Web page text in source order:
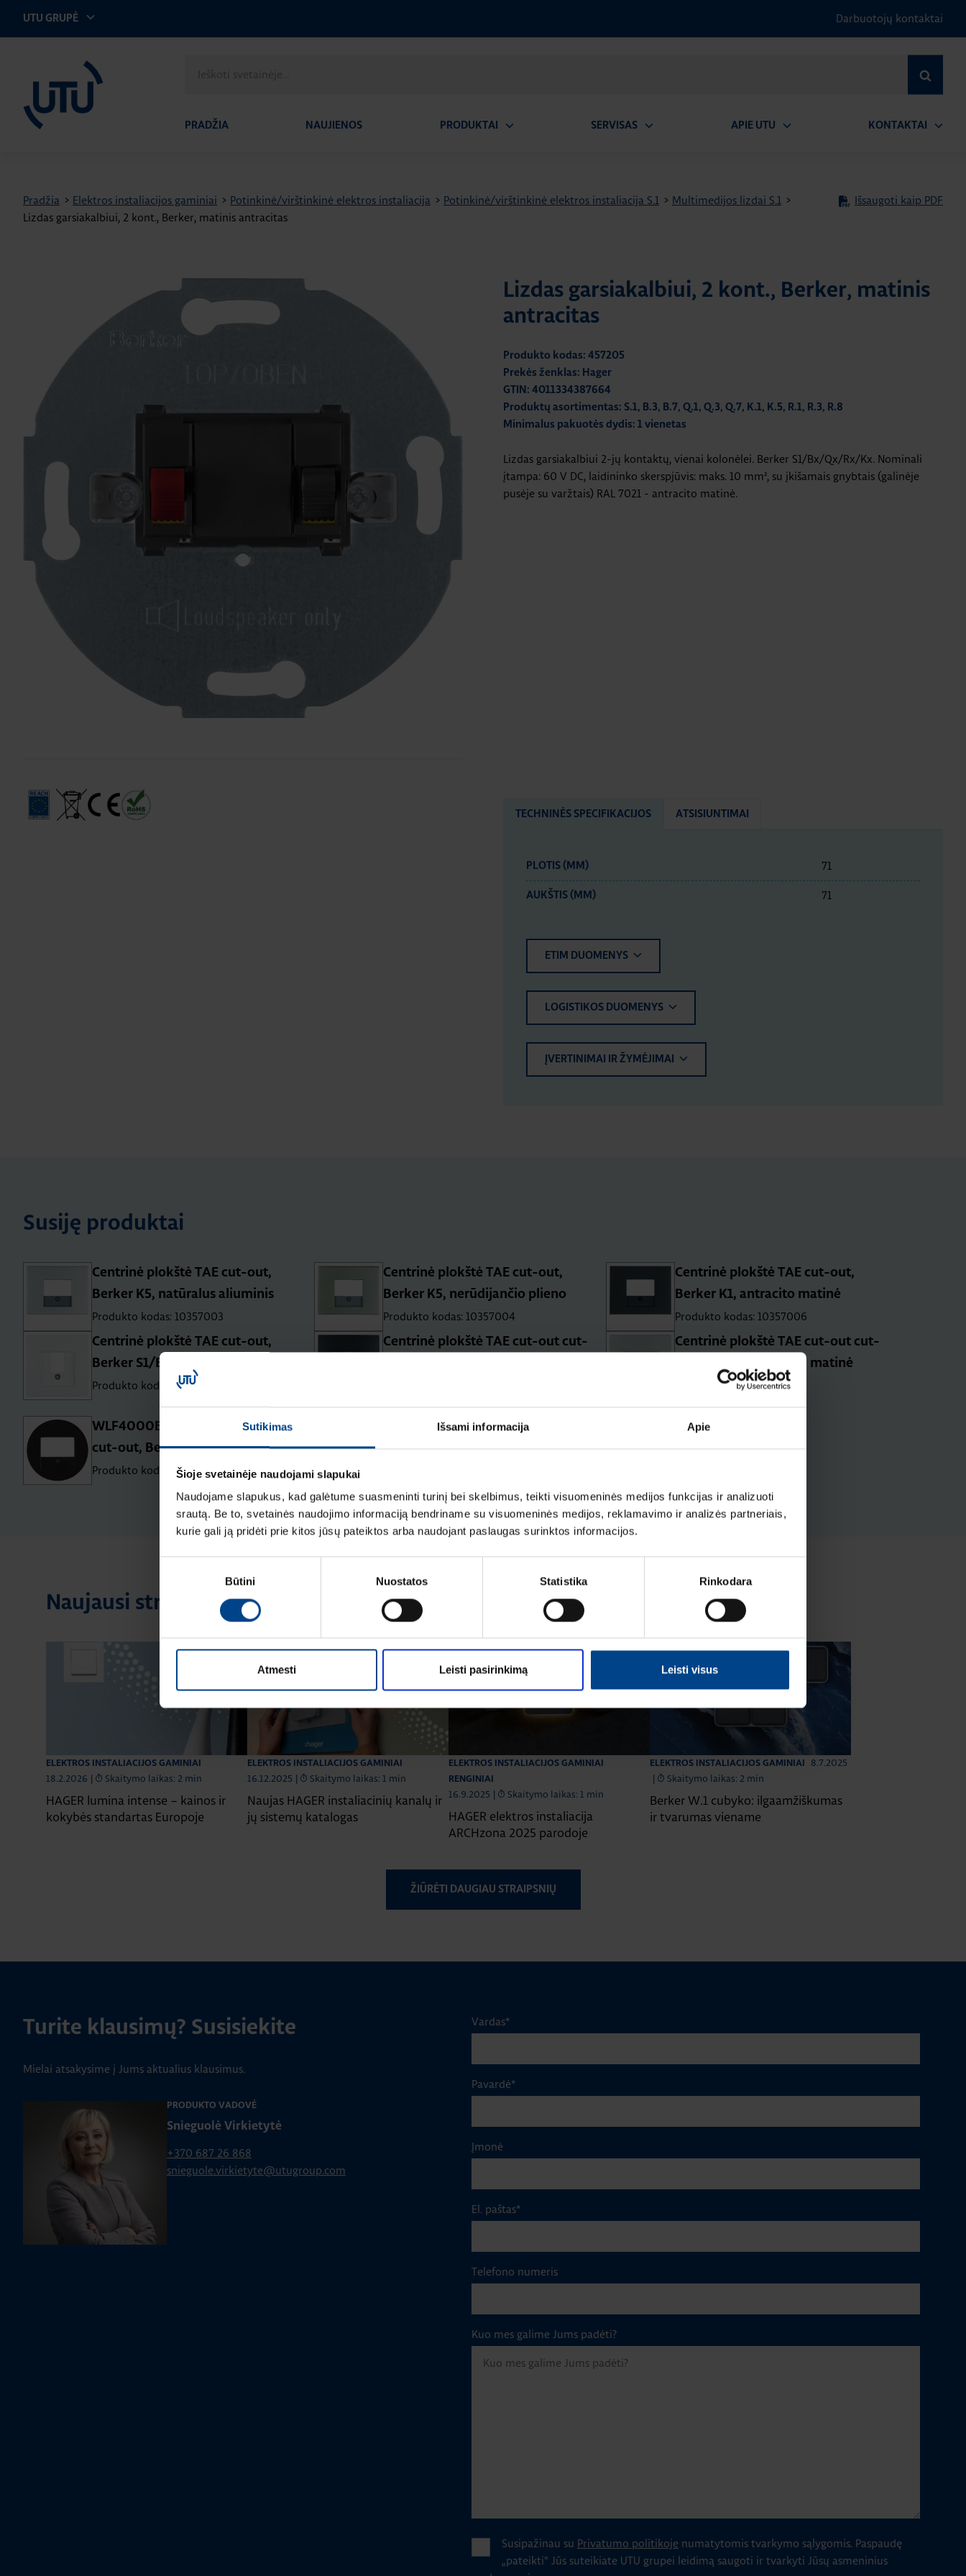
Sutikimas Išsami informacija Apie
Šioje svetainėje naudojami slapukai
Naudojame slapukus, kad galėtume suasmeninti turinį bei skelbimus, teikti visuomeninės medijos funkcijas ir analizuoti
srautą. Be to, svetainės naudojimo informaciją bendriname su visuomeninės medijos, reklamavimo ir analizės partneriais,
kurie gali ją pridėti prie kitos jūsų pateiktos arba naudojant paslaugas surinktos informacijos.
Būtini Nuostatos Statistika Rinkodara
Atmesti Leisti pasirinkimą Leisti visus
UTU GRUPĖ Darbuotojų kontaktai
svetainėje
PRADŽIA NAUJIENOS PRODUKTAI SERVISAS APIE UTU KONTAKTAI
Pradžia > Elektros instaliacijos gaminiai > Potinkinė/virštinkinė elektros instaliacija > Potinkinė/virštinkinė elektros instaliacija S.1 > Multimedijos lizdai S.1 >
Lizdas garsiakalbiui, 2 kont., Berker, matinis antracitas
Išsaugoti kaip PDF
Lizdas garsiakalbiui, 2 kont., Berker, matinis
antracitas
Produkto kodas: 457205
Prekės ženklas: Hager
GTIN: 4011334387664
Produktų asortimentas: S.1, B.3, B.7, Q.1, Q.3, Q.7, K.1, K.5, R.1, R.3, R.8
Minimalus pakuotės dydis: 1 vienetas
Lizdas garsiakalbiui 2-jų kontaktų, vienai kolonėlei. Berker S1/Bx/Qx/Rx/Kx. Nominali
įtampa: 60 V DC, laidininko skerspjūvis: maks. 10 mm², su įkišamais gnybtais (galinėje
pusėje su varžtais) RAL 7021 - antracito matinė.
TECHNINĖS SPECIFIKACIJOS ATSISIUNTIMAI
PLOTIS (MM) 71
AUKŠTIS (MM) 71
ETIM DUOMENYS
LOGISTIKOS DUOMENYS
ĮVERTINIMAI IR ŽYMĖJIMAI
Susiję produktai
Centrinė plokštė TAE cut-out,
Berker K5, natūralus aliuminis
Produkto kodas: 10357003
Centrinė plokštė TAE cut-out,
Berker K5, nerūdijančio plieno
Produkto kodas: 10357004
Centrinė plokštė TAE cut-out,
Berker K1, antracito matinė
Produkto kodas: 10357006
Centrinė plokštė TAE cut-out,
Berker S1/B3/B7, balta matinė
Produkto kodas: 10331909
Centrinė plokštė TAE cut-out cut-
Produkto kodas: 10331606
Centrinė plokštė TAE cut-out cut-
out, Berker S1/B3/B7, matinė
aliuminė
Produkto kodas: 10331404
WLF4000BG Centrinė plokštė TAE
cut-out, Berker Rx juoda blizgi
Produkto kodas: 10382045
Centrinė plokštė TAE cut-out,
Berker Q1/ Q3, antracito velvetas
Naujausi straipsniai pagal temą Elektros instaliacijos gaminiai
ELEKTROS INSTALIACIJOS GAMINIAI
18.2.2026 | Skaitymo laikas: 2 min
HAGER lumina intense – kainos ir
kokybės standartas Europoje
ELEKTROS INSTALIACIJOS GAMINIAI
16.12.2025 | Skaitymo laikas: 1 min
Naujas HAGER instaliacinių kanalų ir
jų sistemų katalogas
ELEKTROS INSTALIACIJOS GAMINIAI
RENGINIAI
16.9.2025 | Skaitymo laikas: 1 min
HAGER elektros instaliacija
ARCHzona 2025 parodoje
ELEKTROS INSTALIACIJOS GAMINIAI
8.7.2025
|
Skaitymo laikas: 2 min
Berker W.1 cubyko: ilgaamžiškumas
ir tvarumas viename
ŽIŪRĖTI DAUGIAU STRAIPSNIŲ
Turite klausimų? Susisiekite
Mielai atsakysime į Jums aktualius klausimus.
PRODUKTO VADOVĖ
Snieguolė Virkietytė
+370 687 26 868
snieguole.virkietyte@utugroup.com
Vardas*
Pavardė*
Įmonė
El. paštas*
Telefono numeris
Kuo mes galime Jums padėti?
Susipažinau su Privatumo politikoje numatytomis tvarkymo sąlygomis. Paspaudę
„pateikti" Jūs suteikiate UTU grupei leidimą saugoti ir tvarkyti Jūsų asmeninius